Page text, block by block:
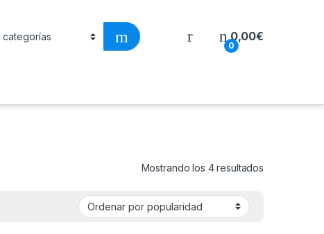
0
0,00€
Mostrando los 4 resultados